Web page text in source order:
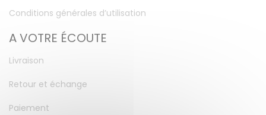
Conditions générales d’utilisation
A VOTRE ÉCOUTE
Livraison
Retour et échange
Paiement